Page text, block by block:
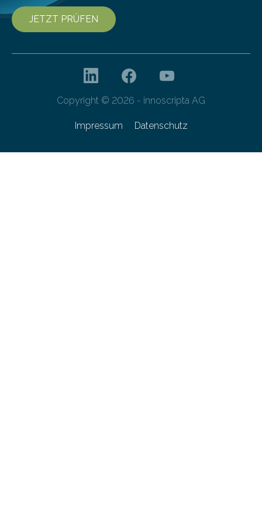
JETZT PRÜFEN
Copyright © 2026 - innoscripta AG
Impressum Datenschutz